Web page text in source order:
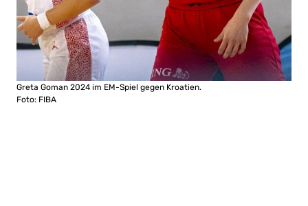
Greta Goman 2024 im EM-Spiel gegen Kroatien.
Foto: FIBA